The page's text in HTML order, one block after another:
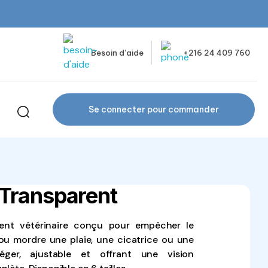
Besoin d’aide +216 24 409 760
Se connecter pour commander
vétérinaire conçu pour empêcher le
mordre une plaie, une cicatrice ou une
ajustable et offrant une vision